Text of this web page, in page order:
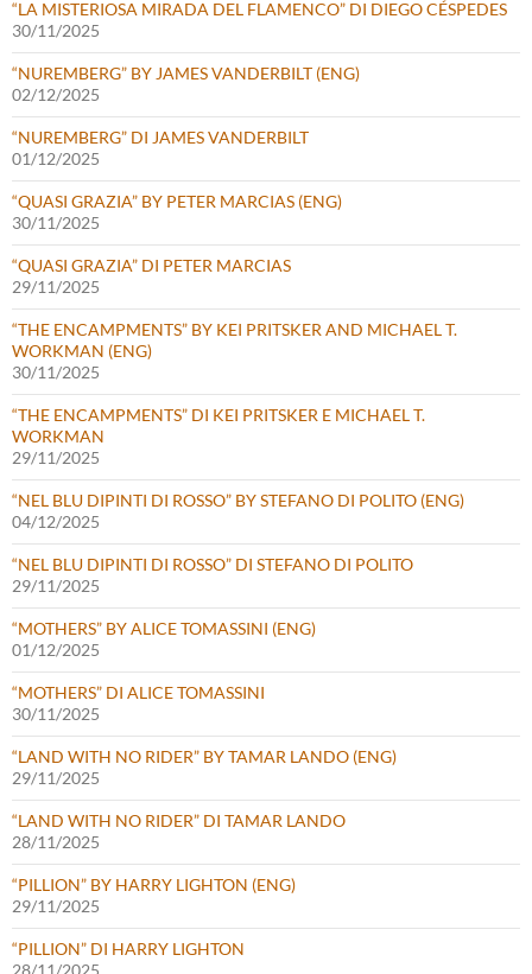
“LA MISTERIOSA MIRADA DEL FLAMENCO” DI DIEGO CÉSPEDES
30/11/2025
“NUREMBERG” BY JAMES VANDERBILT (ENG)
02/12/2025
“NUREMBERG” DI JAMES VANDERBILT
01/12/2025
“QUASI GRAZIA” BY PETER MARCIAS (ENG)
30/11/2025
“QUASI GRAZIA” DI PETER MARCIAS
29/11/2025
“THE ENCAMPMENTS” BY KEI PRITSKER AND MICHAEL T.
WORKMAN (ENG)
30/11/2025
“THE ENCAMPMENTS” DI KEI PRITSKER E MICHAEL T.
WORKMAN
29/11/2025
“NEL BLU DIPINTI DI ROSSO” BY STEFANO DI POLITO (ENG)
04/12/2025
“NEL BLU DIPINTI DI ROSSO” DI STEFANO DI POLITO
29/11/2025
“MOTHERS” BY ALICE TOMASSINI (ENG)
01/12/2025
“MOTHERS” DI ALICE TOMASSINI
30/11/2025
“LAND WITH NO RIDER” BY TAMAR LANDO (ENG)
29/11/2025
“LAND WITH NO RIDER” DI TAMAR LANDO
28/11/2025
“PILLION” BY HARRY LIGHTON (ENG)
29/11/2025
“PILLION” DI HARRY LIGHTON